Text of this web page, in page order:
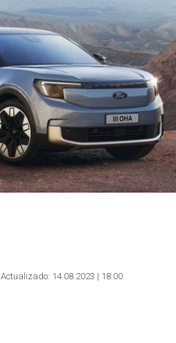
Actualizado: 14.08.2023 | 18:00